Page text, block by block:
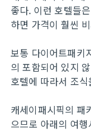
좋다. 이런 호텔들
하면 가격이 훨씬
보통 다이어트패키
의 포함되어 있지
호텔에 따라서 조
캐세이패시픽의 패
으므로 아래의 여